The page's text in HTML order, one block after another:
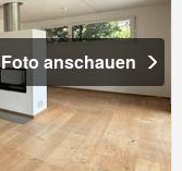
Foto anschauen